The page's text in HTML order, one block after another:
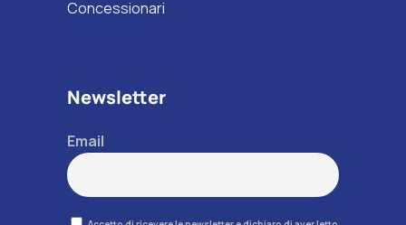
Concessionari
Newsletter
Email